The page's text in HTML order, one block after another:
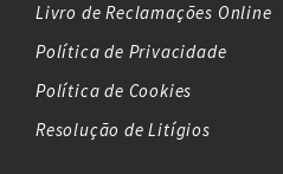
Livro de Reclamações Online
Política de Privacidade
Política de Cookies
Resolução de Litígios